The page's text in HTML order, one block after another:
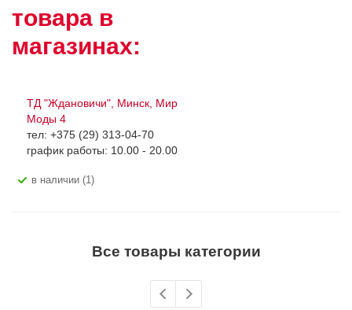
товара в
магазинах:
ТД "Ждановичи", Минск, Мир
Моды 4
тел: +375 (29) 313-04-70
график работы: 10.00 - 20.00
В наличии (1)
Все товары категории